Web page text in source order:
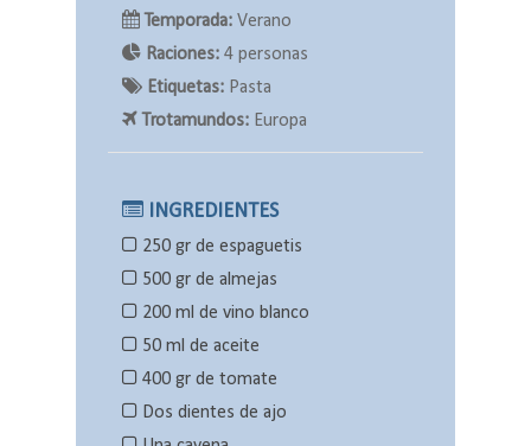
Temporada: Verano
Raciones: 4 personas
Etiquetas: Pasta
Trotamundos: Europa
INGREDIENTES
250 gr de espaguetis
500 gr de almejas
200 ml de vino blanco
50 ml de aceite
400 gr de tomate
Dos dientes de ajo